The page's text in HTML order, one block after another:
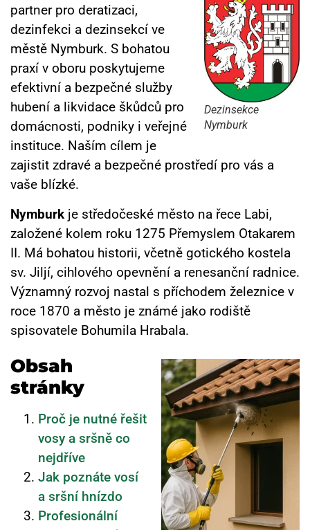
Dezinsekce
Nymburk
partner pro deratizaci,
dezinfekci a dezinsekcí ve
městě Nymburk. S bohatou
praxí v oboru poskytujeme
efektivní a bezpečné služby
hubení a likvidace škůdců pro
domácnosti, podniky i veřejné
instituce. Naším cílem je
zajistit zdravé a bezpečné prostředí pro vás a
vaše blízké.
Nymburk je středočeské město na řece Labi,
založené kolem roku 1275 Přemyslem Otakarem
II. Má bohatou historii, včetně gotického kostela
sv. Jiljí, cihlového opevnění a renesanční radnice.
Významný rozvoj nastal s příchodem železnice v
roce 1870 a město je známé jako rodiště
spisovatele Bohumila Hrabala.
Obsah
stránky
Proč je nutné řešit
vosy a sršně co
nejdříve
Jak poznáte vosí
a sršní hnízdo
Profesionální